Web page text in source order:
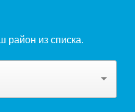
район из списка.